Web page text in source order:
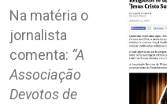
Na matéria o
jornalista
comenta: “A
Associação
Devotos de